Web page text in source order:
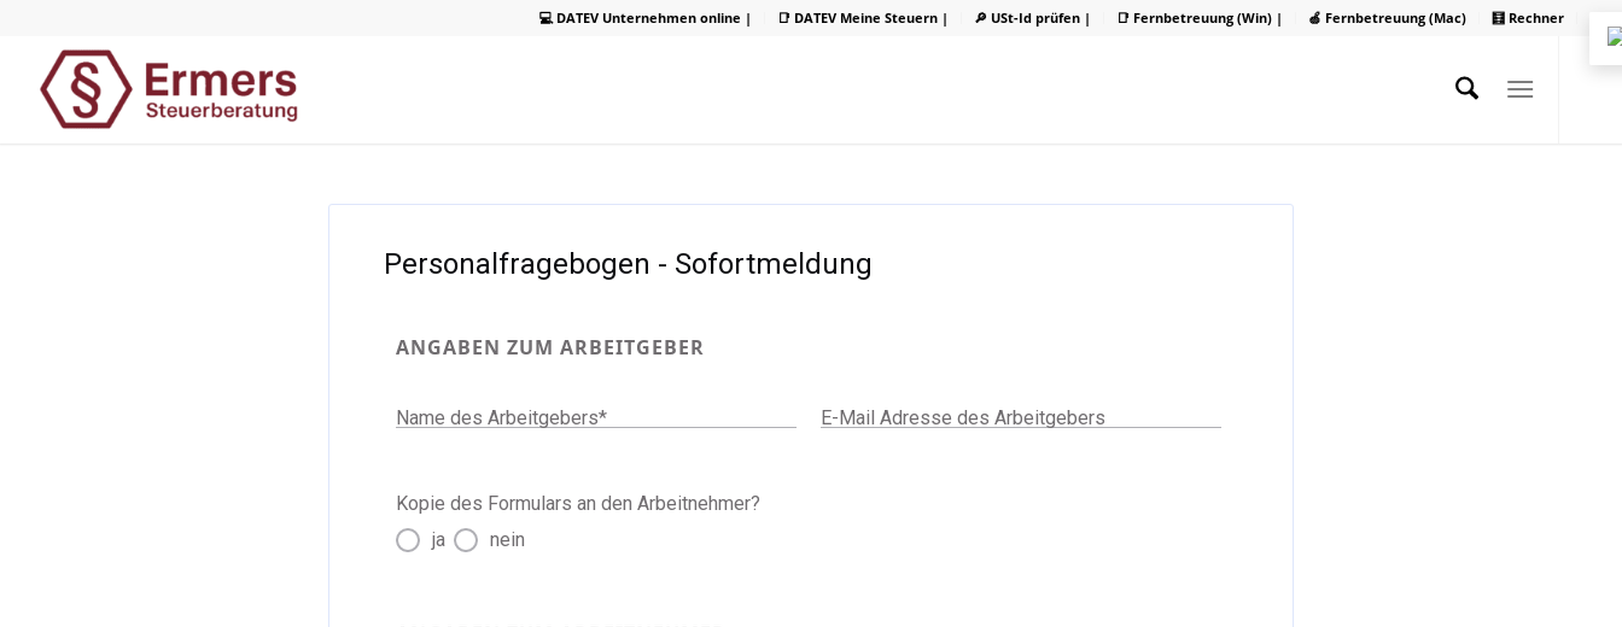
💻 DATEV Unternehmen online | 📑 DATEV Meine Steuern | 🔎 USt-Id prüfen | 📑 Fernbetreuung (Win) | 🍏 Fernbetreuung (Mac) 🧮 Rechner
Personalfragebogen - Sofortmeldung
ANGABEN ZUM ARBEITGEBER
Name des Arbeitgebers* E-Mail Adresse des Arbeitgebers
Kopie des Formulars an den Arbeitnehmer?
ja
nein